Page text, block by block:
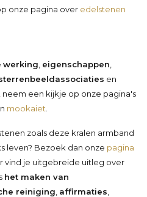
onze pagina over edelstenen
werking eigenschappen
en
neem een kijkje op onze pagina's
mookaiet
zoals deze kralen armband
leven? Bezoek dan onze pagina
vind je uitgebreide uitleg over
het maken van
reiniging affirmaties